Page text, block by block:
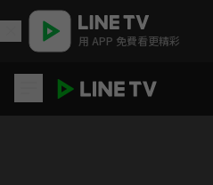
用 APP 免費看更精彩